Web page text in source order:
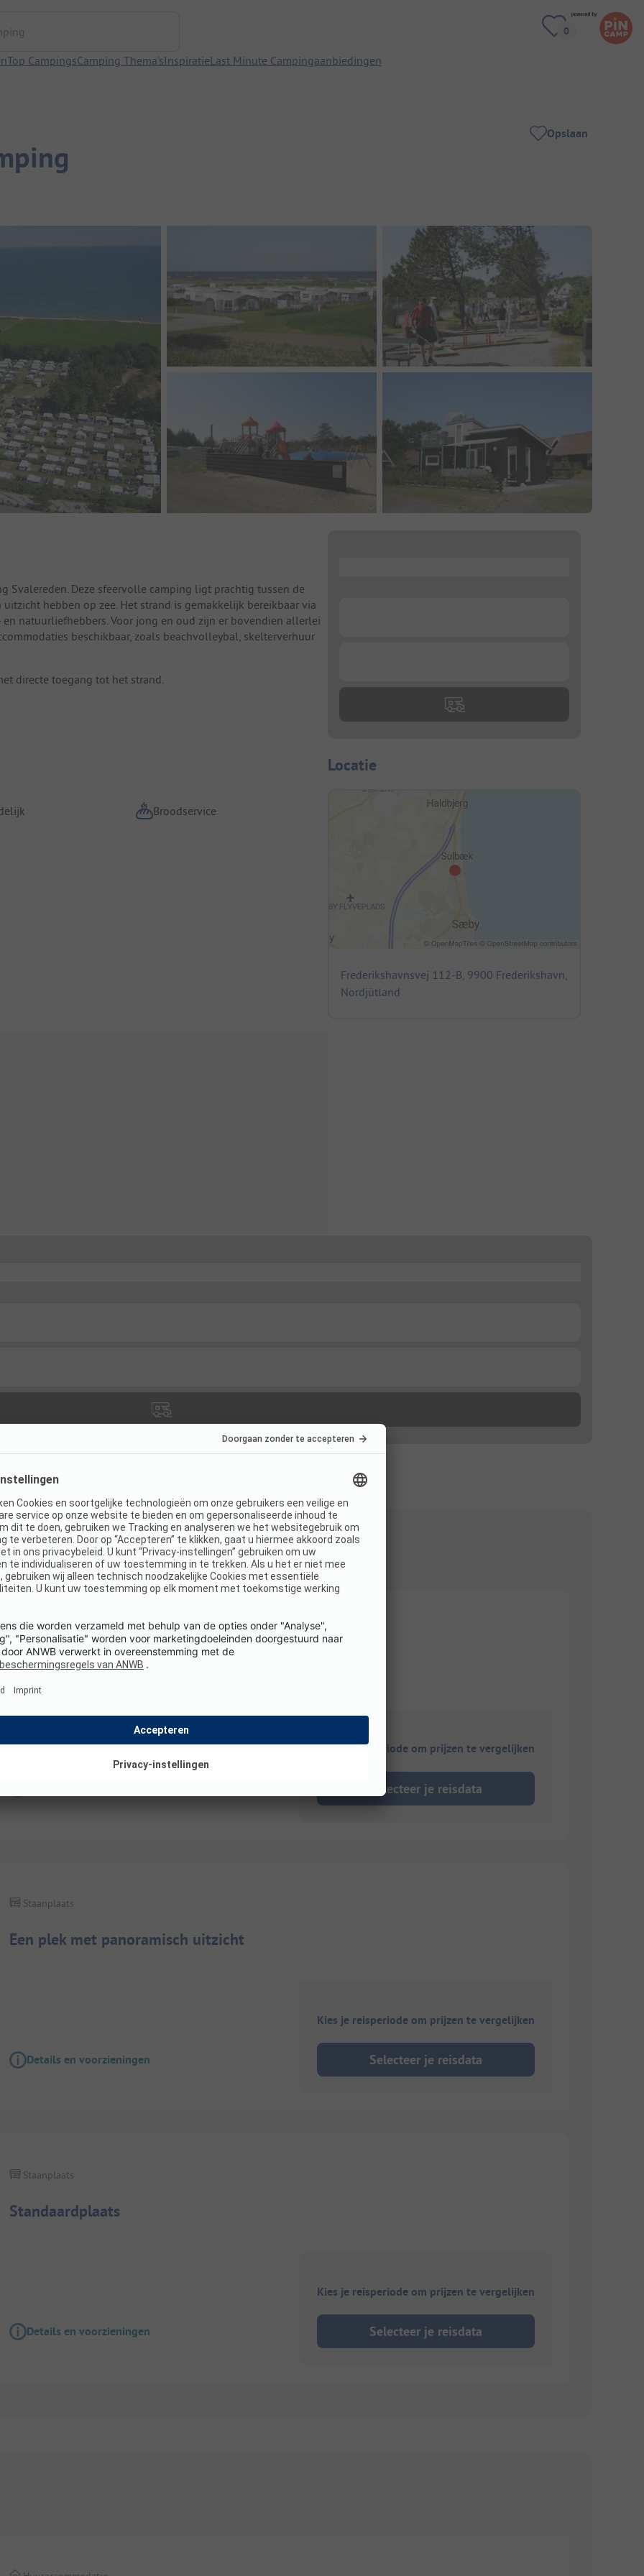
Top CampingsCamping Thema'sInspiratieLast Minute Campingaanbiedingen
Opslaan
Svalereden. Deze sfeervolle camping ligt prachtig tussen de
hebben op zee. Het strand is gemakkelijk bereikbaar via
natuurliefhebbers. Voor jong en oud zijn er bovendien allerlei
beschikbaar, zoals beachvolleybal, skelterverhuur
directe toegang tot het strand.
Broodservice
Locatie
Frederikshavnsvej 112-B, 9900 Frederikshavn,
Nordjütland
(8)
Een plaats met uitzicht
Staanplaats
Kies je reisperiode om prijzen te vergelijken
Selecteer je reisdata
Een plek met panoramisch uitzicht
Staanplaats
Details en voorzieningen
Kies je reisperiode om prijzen te vergelijken
Selecteer je reisdata
Standaardplaats
Staanplaats
Details en voorzieningen
Kies je reisperiode om prijzen te vergelijken
Selecteer je reisdata